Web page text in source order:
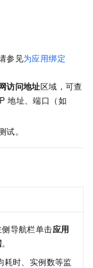
参见为应用绑定
访问地址区域，可查
地址、端口（如
。
导航栏单击应用
。
耗时、实例数等监